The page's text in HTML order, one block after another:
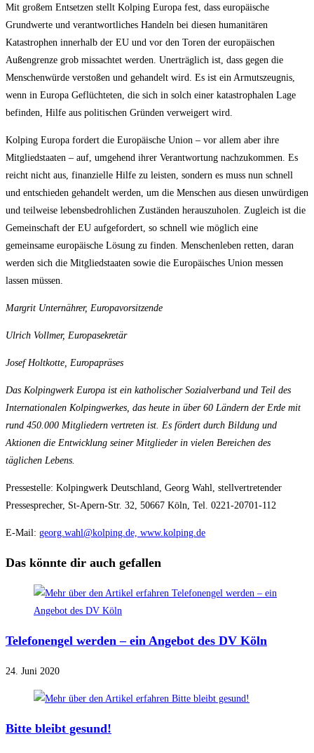
Mit großem Entsetzen stellt Kolping Europa fest, dass europäische
Grundwerte und verantwortliches Handeln bei diesen humanitären
Katastrophen innerhalb der EU und vor den Toren der europäischen
Außengrenze grob missachtet werden. Unerträglich ist, dass gegen die
Menschenwürde verstoßen und gehandelt wird. Es ist ein Armutszeugnis,
wenn in Europa Geflüchteten, die sich in solch einer katastrophalen Lage
befinden, Hilfe aus politischen Gründen verweigert wird.
Kolping Europa fordert die Europäische Union – vor allem aber ihre
Mitgliedstaaten – auf, umgehend ihrer Verantwortung nachzukommen. Es
reicht nicht aus, finanzielle Hilfe zu leisten, sondern es muss nun schnell
und entschieden gehandelt werden, um die Menschen aus diesen unwürdigen
und teilweise lebensbedrohlichen Zuständen herauszuholen. Zugleich ist die
Gemeinschaft der EU aufgefordert, so schnell wie möglich eine
gemeinsame europäische Lösung zu finden. Menschenleben retten, daran
werden sich die Mitgliedstaaten sowie die Europäisches Union messen
lassen müssen.
Margrit Unternährer, Europavorsitzende
Ulrich Vollmer, Europasekretär
Josef Holtkotte, Europapräses
Das Kolpingwerk Europa ist ein katholischer Sozialverband und Teil des
Internationalen Kolpingwerkes, das heute in über 60 Ländern der Erde mit
rund 450.000 Mitgliedern vertreten ist. Es fördert durch Bildung und
Aktionen die Entwicklung seiner Mitglieder in vielen Bereichen des
täglichen Lebens.
Pressestelle: Kolpingwerk Deutschland, Georg Wahl, stellvertretender
Pressesprecher, St‐Apern‐Str. 32, 50667 Köln, Tel. 0221‐20701‐112
E‐Mail: georg.wahl@kolping.de, www.kolping.de
Das könnte dir auch gefallen
Telefonengel werden – ein Angebot des DV Köln
24. Juni 2020
Bitte bleibt gesund!